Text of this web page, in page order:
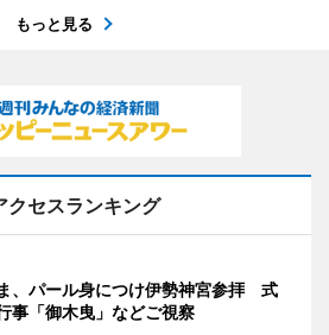
もっと見る
クセスランキング
、パール身につけ伊勢神宮参拝 式
事「御木曳」などご視察